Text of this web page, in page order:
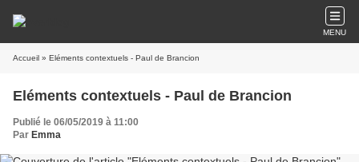
MENU
Accueil » Eléments contextuels - Paul de Brancion
Eléments contextuels - Paul de Brancion
Publié le 06/05/2019 à 11:00
Par Emma